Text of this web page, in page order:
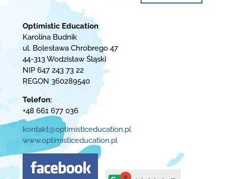
Optimistic Education
Karolina Budnik
ul. Bolesława Chrobrego 47
44-313 Wodzisław Śląski
NIP 647 243 73 22
REGON 360289540
Telefon:
+48 661 677 036
kontakt@optimisticeducation.pl
www.optimisticeducation.pl